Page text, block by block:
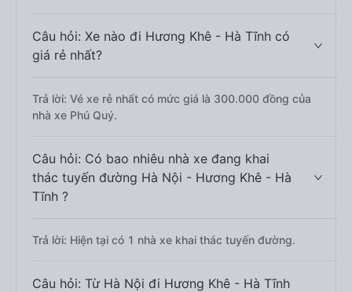
Câu hỏi: Xe nào đi Hương Khê - Hà Tĩnh có
giá rẻ nhất?
Trả lời: Vé xe rẻ nhất có mức giá là 300.000 đồng của
nhà xe Phú Quý.
Câu hỏi: Có bao nhiêu nhà xe đang khai
thác tuyến đường Hà Nội - Hương Khê - Hà
Tĩnh ?
Trả lời: Hiện tại có 1 nhà xe khai thác tuyến đường.
Câu hỏi: Từ Hà Nội đi Hương Khê - Hà Tĩnh